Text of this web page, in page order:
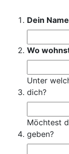
Dein
Wo
Unter
dich?
Möchtest
geben?